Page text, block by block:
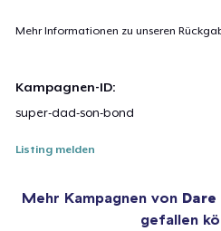
Mehr Informationen zu unseren
Kampagnen-ID:
super-dad-son-bond
Listing melden
Mehr Kampagnen von
gefallen